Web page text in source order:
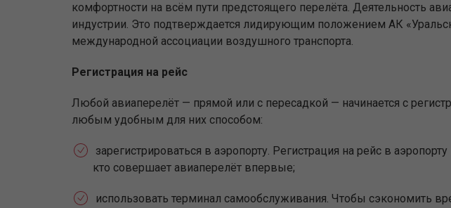
комфортности на всём пути предстоящего перелёта. Деятельность
индустрии. Это подтверждается лидирующим положением АК
международной ассоциации воздушного транспорта.
Регистрация на рейс
Любой авиаперелёт — прямой или с пересадкой — начинается с
любым удобным для них способом:
зарегистрироваться в аэропорту. Регистрация на рейс в
кто совершает авиаперелёт впервые;
использовать терминал самообслуживания. Чтобы сэкономить